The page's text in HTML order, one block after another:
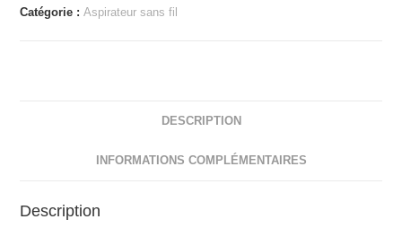
Catégorie :Aspirateur sans fil
DESCRIPTION
INFORMATIONS COMPLÉMENTAIRES
Description